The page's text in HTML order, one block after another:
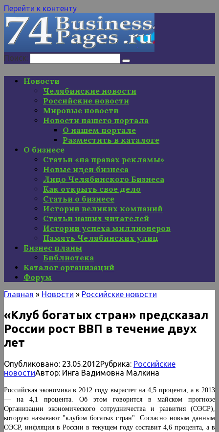
Перейти к контенту
Поиск:
Новости
Челябинские новости
Российские новости
Мировые новости
Новости нашего портала
О нашем портале
Разместить в каталоге
О бизнесе
Статьи «на правах рекламы»
Новые идеи бизнеса
Лицо Челябинского Бизнеса
Как открыть свое дело
Статьи о бизнесе
Истории великих компаний
Статьи наших читателей
Истории успеха миллионеров
Память Челябинских улиц
Бизнес планы
Библиотека
Каталог организаций
Форум
Главная » Новости » Российские новости
«Клуб богатых стран» предсказал
России рост ВВП в течение двух
лет
Опубликовано: 23.05.2012Рубрика: Российские
новостиАвтор: Инга Вадимовна Малкина
Российская экономика в 2012 году вырастет на 4,5 процента, а в 2013
— на 4,1 процента. Об этом говорится в майском прогнозе
Организации экономического сотрудничества и развития (ОЭСР),
которую называют "клубом богатых стран". Согласно новым данным
ОЭСР, инфляция в России в текущем году составит 4,6 процента, а в